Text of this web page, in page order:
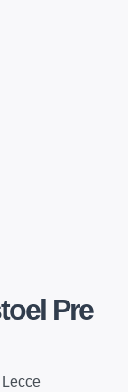
Pre